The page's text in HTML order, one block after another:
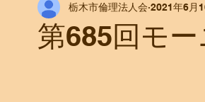
第685回モ
栃木市倫理法人会 2021年6月